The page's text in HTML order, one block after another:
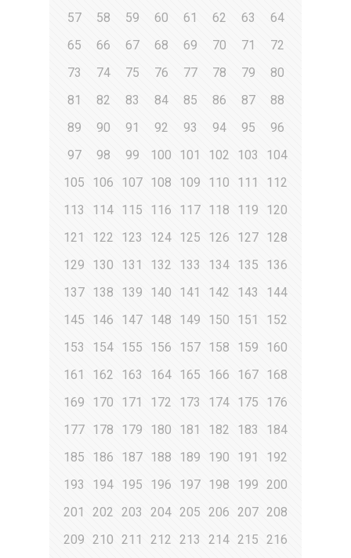
57
58 59 60 61 62 63
64
65
66 67 68 69 70 71
72
73
74 75 76 77 78 79
80
81
82 83 84 85 86 87
88
89
90 91 92 93 94 95
96
97
98 99 100 101 102 103
104
105
106 107 108 109 110 111
112
113
114 115 116 117 118 119
120
121
122 123 124 125 126 127 128
129
130 131 132 133 134 135
136
137 138 139 140 141 142 143
144
145
146 147 148 149 150 151
152
153
154 155 156 157 158 159
160
161
162 163 164 165 166 167 168
169
170 171 172 173 174 175
176
177 178 179 180 181 182 183
184
185
186 187 188 189 190 191
192
193
194 195 196 197 198 199
200
201
202 203 204 205 206 207 208
209
210 211 212 213 214 215
216